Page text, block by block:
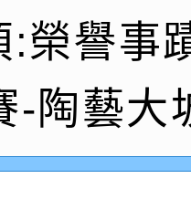
王牌愛／
選頒獎典禮
性防空演習
自造教育
師研習
學辦理「台
:榮譽事
-陶藝大